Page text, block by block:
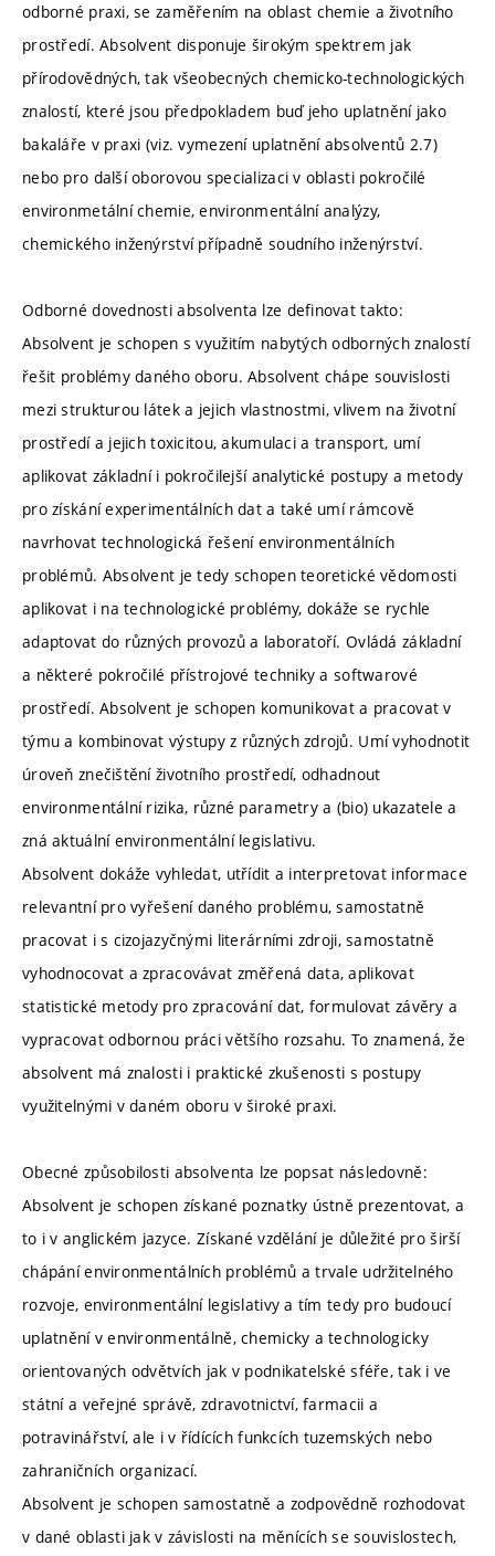
odborné praxi, se zaměřením na oblast chemie a životního
prostředí. Absolvent disponuje širokým spektrem jak
přírodovědných, tak všeobecných chemicko-technologických
znalostí, které jsou předpokladem buď jeho uplatnění jako
bakaláře v praxi (viz. vymezení uplatnění absolventů 2.7)
nebo pro další oborovou specializaci v oblasti pokročilé
environmetální chemie, environmentální analýzy,
chemického inženýrství případně soudního inženýrství.
Odborné dovednosti absolventa lze definovat takto:
Absolvent je schopen s využitím nabytých odborných znalostí
řešit problémy daného oboru. Absolvent chápe souvislosti
mezi strukturou látek a jejich vlastnostmi, vlivem na životní
prostředí a jejich toxicitou, akumulaci a transport, umí
aplikovat základní i pokročilejší analytické postupy a metody
pro získání experimentálních dat a také umí rámcově
navrhovat technologická řešení environmentálních
problémů. Absolvent je tedy schopen teoretické vědomosti
aplikovat i na technologické problémy, dokáže se rychle
adaptovat do různých provozů a laboratoří. Ovládá základní
a některé pokročilé přístrojové techniky a softwarové
prostředí. Absolvent je schopen komunikovat a pracovat v
týmu a kombinovat výstupy z různých zdrojů. Umí vyhodnotit
úroveň znečištění životního prostředí, odhadnout
environmentální rizika, různé parametry a (bio) ukazatele a
zná aktuální environmentální legislativu.
Absolvent dokáže vyhledat, utřídit a interpretovat informace
relevantní pro vyřešení daného problému, samostatně
pracovat i s cizojazyčnými literárními zdroji, samostatně
vyhodnocovat a zpracovávat změřená data, aplikovat
statistické metody pro zpracování dat, formulovat závěry a
vypracovat odbornou práci většího rozsahu. To znamená, že
absolvent má znalosti i praktické zkušenosti s postupy
využitelnými v daném oboru v široké praxi.
Obecné způsobilosti absolventa lze popsat následovně:
Absolvent je schopen získané poznatky ústně prezentovat, a
to i v anglickém jazyce. Získané vzdělání je důležité pro širší
chápání environmentálních problémů a trvale udržitelného
rozvoje, environmentální legislativy a tím tedy pro budoucí
uplatnění v environmentálně, chemicky a technologicky
orientovaných odvětvích jak v podnikatelské sféře, tak i ve
státní a veřejné správě, zdravotnictví, farmacii a
potravinářství, ale i v řídících funkcích tuzemských nebo
zahraničních organizací.
Absolvent je schopen samostatně a zodpovědně rozhodovat
v dané oblasti jak v závislosti na měnících se souvislostech,